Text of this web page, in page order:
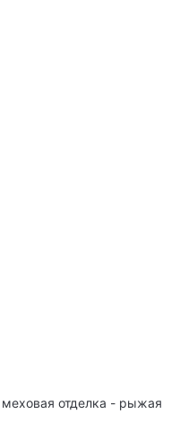
меховая отделка - рыжая